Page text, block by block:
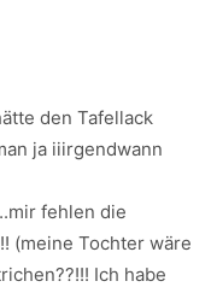
den Tafellack
ja iiirgendwann
fehlen die
(meine Tochter wäre
Ich habe